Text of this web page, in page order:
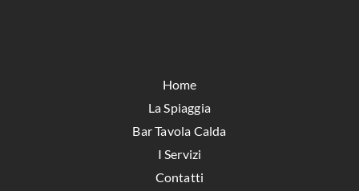
Home
La Spiaggia
Bar Tavola Calda
I Servizi
Contatti